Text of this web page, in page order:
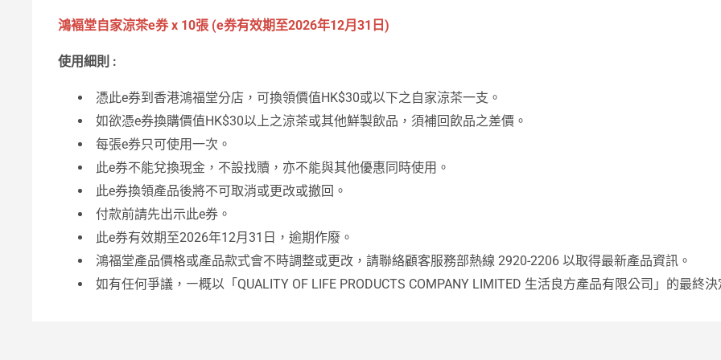
鴻褔堂自家涼茶e券 x 10張 (e券有效期至2026年12月31日)
使用細則 :
憑此e券到香港鴻福堂分店，可換領價值HK$30或以下之自家涼茶一支。
如欲憑e券換購價值HK$30以上之涼茶或其他鮮製飲品，須補回飲品之差價。
每張e券只可使用一次。
此e券不能兌換現金，不設找贖，亦不能與其他優惠同時使用。
此e券換領產品後將不可取消或更改或撤回。
付款前請先出示此e券。
此e券有效期至2026年12月31日，逾期作廢。
鴻福堂產品價格或產品款式會不時調整或更改，請聯絡顧客服務部熱線 2920-2206 以取得最新產品資訊。
如有任何爭議，㇐概以「QUALITY OF LIFE PRODUCTS COMPANY LIMITED 生活良方產品有限公司」的最終決